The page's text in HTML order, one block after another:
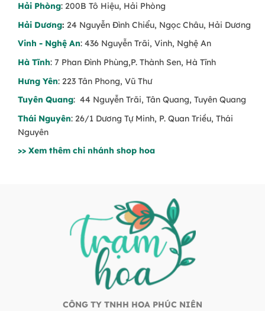
Hải Phòng: 200B Tô Hiệu, Hải Phòng
Hải Dương: 24 Nguyễn Đình Chiểu, Ngọc Châu, Hải Dương
Vinh - Nghệ An: 436 Nguyễn Trãi, Vinh, Nghệ An
Hà Tĩnh: 7 Phan Đình Phùng,P. Thành Sen, Hà Tĩnh
Hưng Yên: 223 Tân Phong, Vũ Thư
Tuyên Quang: 44 Nguyễn Trãi, Tân Quang, Tuyên Quang
Thái Nguyên: 26/1 Dương Tự Minh, P. Quan Triều, Thái
Nguyên
>> Xem thêm chi nhánh shop hoa
CÔNG TY TNHH HOA PHÚC NIÊN